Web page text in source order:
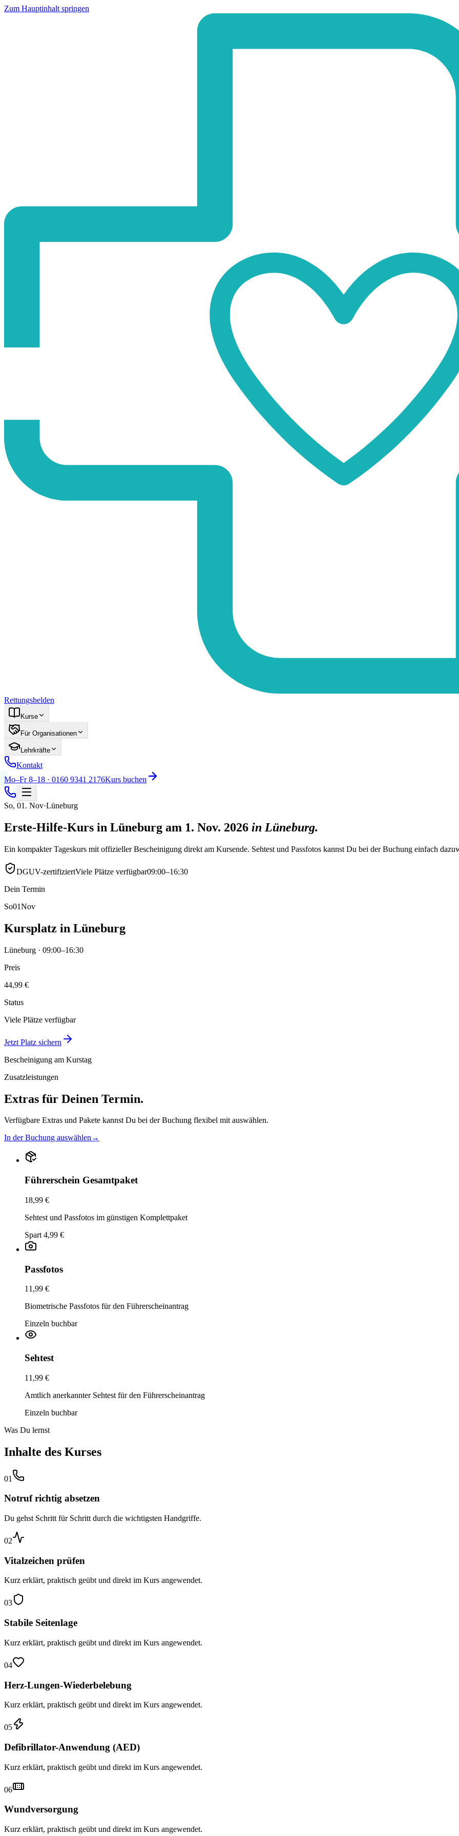
Zum Hauptinhalt springen
Rettungshelden
Kurse
Für Organisationen
Lehrkräfte
Kontakt
Mo–Fr 8–18 · 0160 9341 2176Kurs buchen
So, 01 . Nov·Lüneburg
Erste-Hilfe-Kurs in Lüneburg am 1. Nov. 2026 in Lüneburg.
Ein kompakter Tageskurs mit offizieller Bescheinigung direkt am Kursende. Sehtest und Passfotos kannst Du bei der Buchung einfach
DGUV-zertifiziertViele Plätze verfügbar09:00–16:30
Dein Termin
So01Nov
Kursplatz in Lüneburg
Lüneburg · 09:00–16:30
Preis
44,99 €
Status
Viele Plätze verfügbar
Jetzt Platz sichern
Bescheinigung am Kurstag
Zusatzleistungen
Extras für Deinen Termin.
Verfügbare Extras und Pakete kannst Du bei der Buchung flexibel mit auswählen.
In der Buchung auswählen→
Führerschein Gesamtpaket
18,99 €
Sehtest und Passfotos im günstigen Komplettpaket
Spart 4,99 €
Passfotos
11,99 €
Biometrische Passfotos für den Führerscheinantrag
Einzeln buchbar
Sehtest
11,99 €
Amtlich anerkannter Sehtest für den Führerscheinantrag
Einzeln buchbar
Was Du lernst
Inhalte des Kurses
01
Notruf richtig absetzen
Du gehst Schritt für Schritt durch die wichtigsten Handgriffe.
02
Vitalzeichen prüfen
Kurz erklärt, praktisch geübt und direkt im Kurs angewendet.
03
Stabile Seitenlage
Kurz erklärt, praktisch geübt und direkt im Kurs angewendet.
04
Herz-Lungen-Wiederbelebung
Kurz erklärt, praktisch geübt und direkt im Kurs angewendet.
05
Defibrillator-Anwendung (AED)
Kurz erklärt, praktisch geübt und direkt im Kurs angewendet.
06
Wundversorgung
Kurz erklärt, praktisch geübt und direkt im Kurs angewendet.